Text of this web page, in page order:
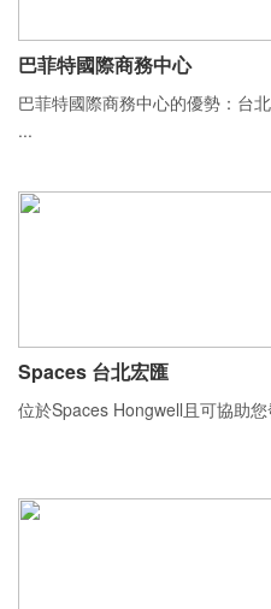
巴菲特國際商務中心
巴菲特國際商務中心的優勢：台
...
Spaces 台北宏匯
位於Spaces Hongwell且可協助